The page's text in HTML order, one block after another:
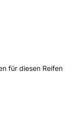
für diesen Reifen